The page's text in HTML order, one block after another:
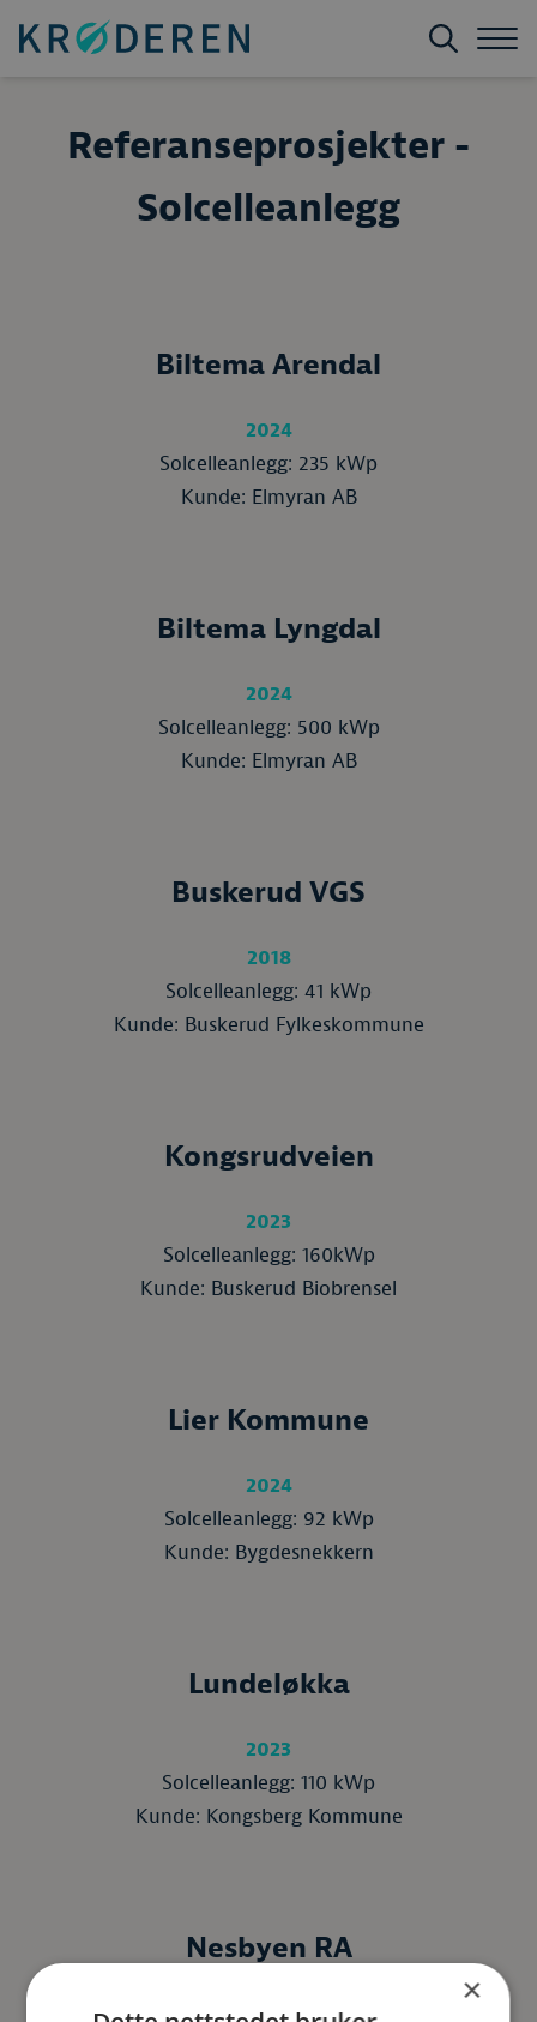
Referanseprosjekter -
Solcelleanlegg
Biltema Arendal
2024
Solcelleanlegg: 235 kWp
Kunde: Elmyran AB
Biltema Lyngdal
2024
Solcelleanlegg: 500 kWp
Kunde: Elmyran AB
Buskerud VGS
2018
Solcelleanlegg: 41 kWp
Kunde: Buskerud Fylkeskommune
Kongsrudveien
2023
Solcelleanlegg: 160kWp
Kunde: Buskerud Biobrensel
Lier Kommune
2024
Solcelleanlegg: 92 kWp
Kunde: Bygdesnekkern
Lundeløkka
2023
Solcelleanlegg: 110 kWp
Kunde: Kongsberg Kommune
Nesbyen RA
2024
×